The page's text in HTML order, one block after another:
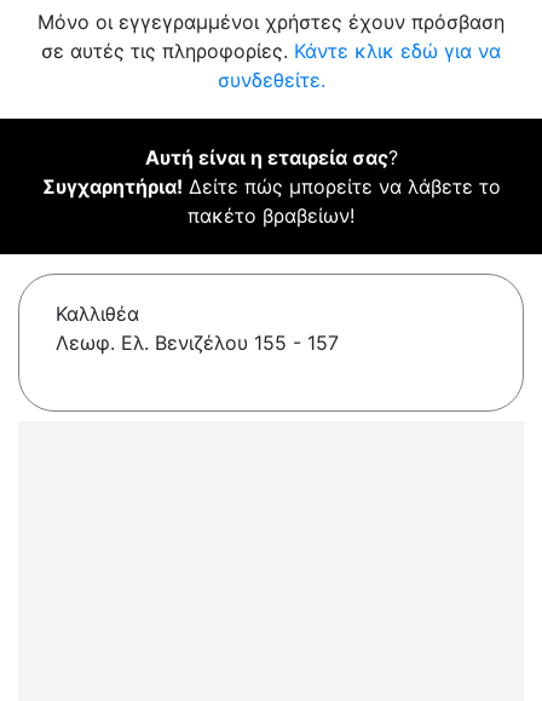
Μόνο οι εγγεγραμμένοι χρήστες έχουν πρόσβαση
σε αυτές τις πληροφορίες. Κάντε κλικ εδώ για να
συνδεθείτε.
Αυτή είναι η εταιρεία σας?
Συγχαρητήρια! Δείτε πώς μπορείτε να λάβετε το
πακέτο βραβείων!
Καλλιθέα
Λεωφ. Ελ. Βενιζέλου 155 - 157